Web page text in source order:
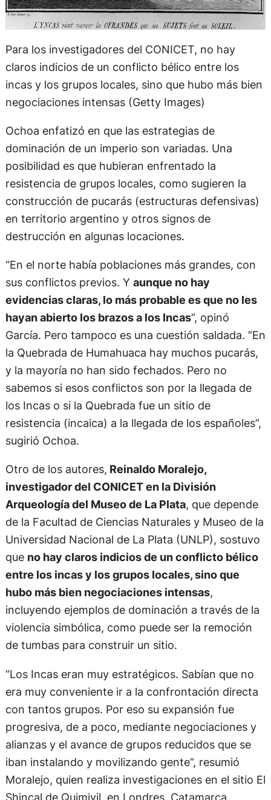
Para los investigadores del CONICET, no hay
claros indicios de un conflicto bélico entre los
incas y los grupos locales, sino que hubo más bien
negociaciones intensas (Getty Images)
Ochoa enfatizó en que las estrategias de
dominación de un imperio son variadas. Una
posibilidad es que hubieran enfrentado la
resistencia de grupos locales, como sugieren la
construcción de pucarás (estructuras defensivas)
en territorio argentino y otros signos de
destrucción en algunas locaciones.
“En el norte había poblaciones más grandes, con
sus conflictos previos. Y aunque no hay
evidencias claras, lo más probable es que no les
hayan abierto los brazos a los Incas”, opinó
García. Pero tampoco es una cuestión saldada. “En
la Quebrada de Humahuaca hay muchos pucarás,
y la mayoría no han sido fechados. Pero no
sabemos si esos conflictos son por la llegada de
los Incas o si la Quebrada fue un sitio de
resistencia (incaica) a la llegada de los españoles”,
sugirió Ochoa.
Otro de los autores, Reinaldo Moralejo,
investigador del CONICET en la División
Arqueología del Museo de La Plata, que depende
de la Facultad de Ciencias Naturales y Museo de la
Universidad Nacional de La Plata (UNLP), sostuvo
que no hay claros indicios de un conflicto bélico
entre los incas y los grupos locales, sino que
hubo más bien negociaciones intensas,
incluyendo ejemplos de dominación a través de la
violencia simbólica, como puede ser la remoción
de tumbas para construir un sitio.
“Los Incas eran muy estratégicos. Sabían que no
era muy conveniente ir a la confrontación directa
con tantos grupos. Por eso su expansión fue
progresiva, de a poco, mediante negociaciones y
alianzas y el avance de grupos reducidos que se
iban instalando y movilizando gente”, resumió
Moralejo, quien realiza investigaciones en el sitio El
Shincal de Quimivil, en Londres, Catamarca,